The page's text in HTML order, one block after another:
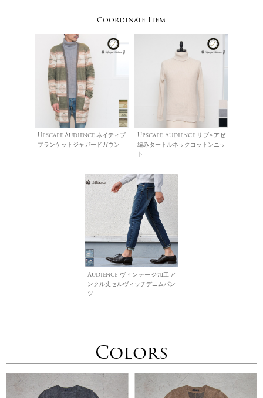
Coordinate Item
Upscape Audience ネイティブ
ブランケットジャガードガウン
Upscape Audience リブ×アゼ
編みタートルネックコットンニッ
ト
Audience ヴィンテージ加工ア
ンクル丈セルヴィッチデニムパン
ツ
Colors